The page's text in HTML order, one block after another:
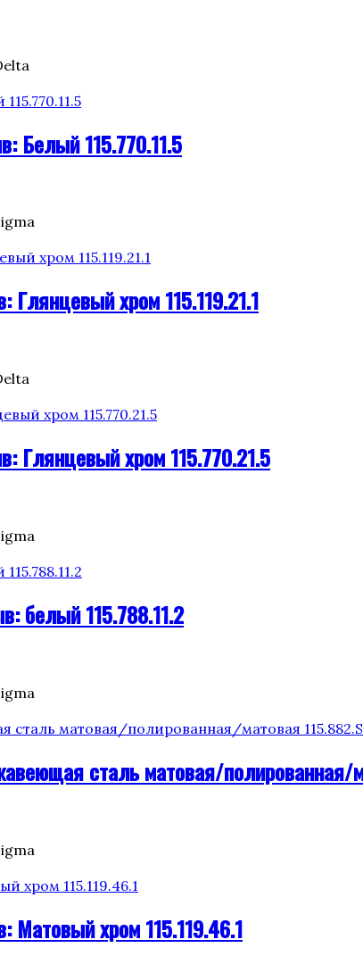
Белый 115.770.11.5
хром 115.119.21.1
Глянцевый хром 115.770.21.5
белый 115.788.11.2
сталь матовая/полированная/
хром 115.119.46.1